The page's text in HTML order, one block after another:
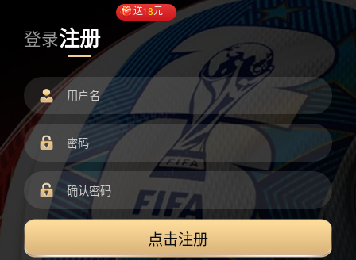
登录注册
送18元
点击注册